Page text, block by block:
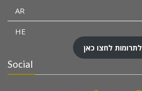
AR
HE
לתרומות לחצו כאן
Social